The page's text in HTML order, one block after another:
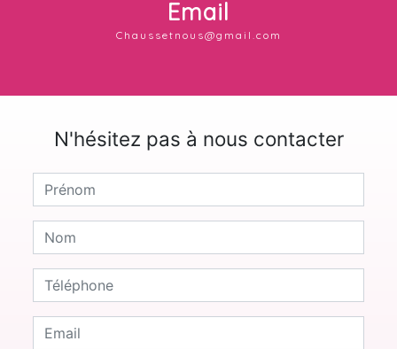
Email
chaussetnous@gmail.com
N'hésitez pas à nous contacter